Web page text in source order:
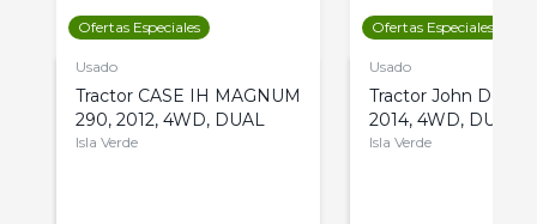
Ofertas Especiales
Usado
Tractor CASE IH MAGNUM
290, 2012, 4WD, DUAL
Isla Verde
Ofertas Especiales
Usado
Tractor John Deere
2014, 4WD, DUAL
Isla Verde